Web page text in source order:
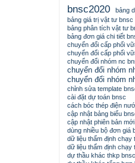
bnsc2020
bảng
bảng giá trị vật tư bnsc
bảng phân tích vật tư
bảng đơn giá chi tiết
chuyển đổi cấp phối
chuyển đổi cấp phối
chuyển đổi nhóm nc
chuyển đổi nhóm
chuyển đổi nhóm
chỉnh sửa template
cài đặt dự toán bnsc
cách bóc thép điện
cập nhật bảng biểu
cập nhật phiên bản
dùng nhiều bộ đơn giá
dữ liệu thẩm định chạy
dữ liệu thẩm định chạy
dự thầu khác thkp bnsc